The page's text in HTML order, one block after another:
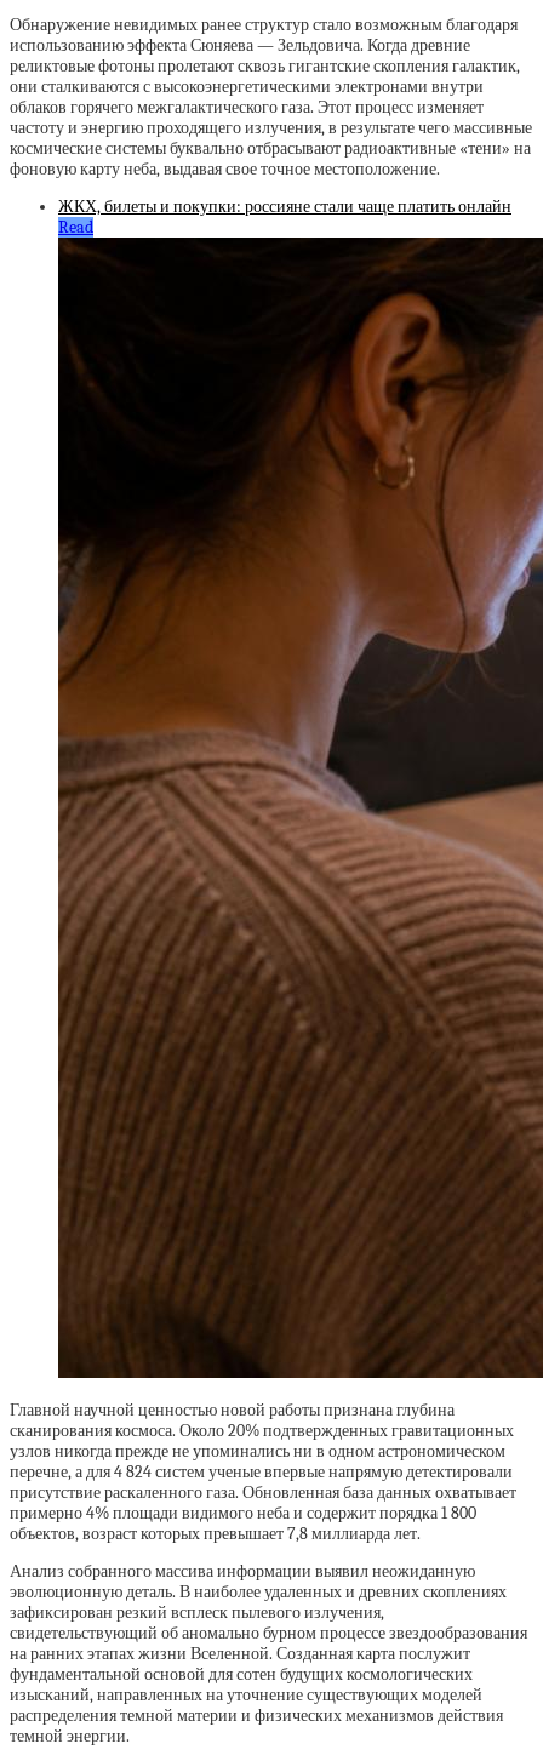
Обнаружение невидимых ранее структур стало возможным благодаря
использованию эффекта Сюняева — Зельдовича. Когда древние
реликтовые фотоны пролетают сквозь гигантские скопления галактик,
они сталкиваются с высокоэнергетическими электронами внутри
облаков горячего межгалактического газа. Этот процесс изменяет
частоту и энергию проходящего излучения, в результате чего массивные
космические системы буквально отбрасывают радиоактивные «тени» на
фоновую карту неба, выдавая свое точное местоположение.
ЖКХ, билеты и покупки: россияне стали чаще платить онлайн
Read
Главной научной ценностью новой работы признана глубина
сканирования космоса. Около 20% подтвержденных гравитационных
узлов никогда прежде не упоминались ни в одном астрономическом
перечне, а для 4 824 систем ученые впервые напрямую детектировали
присутствие раскаленного газа. Обновленная база данных охватывает
примерно 4% площади видимого неба и содержит порядка 1 800
объектов, возраст которых превышает 7,8 миллиарда лет.
Анализ собранного массива информации выявил неожиданную
эволюционную деталь. В наиболее удаленных и древних скоплениях
зафиксирован резкий всплеск пылевого излучения,
свидетельствующий об аномально бурном процессе звездообразования
на ранних этапах жизни Вселенной. Созданная карта послужит
фундаментальной основой для сотен будущих космологических
изысканий, направленных на уточнение существующих моделей
распределения темной материи и физических механизмов действия
темной энергии.